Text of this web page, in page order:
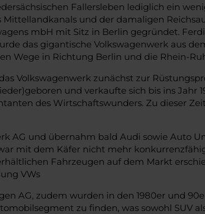
Fallersleben lediglich ein
und der damaligen
mbH mit Sitz in Berlin gegründet.
das gigantische Volkswagenwerk aus
Wege in Richtung Berlin und die Rhein-
Volkswagenwerk zunächst zur
und verkaufte sich bis ins Jahr
des Wirtschaftswunders. Zu dieser
AG und übernahm bald Audi sowie Auto
mit dem Käfer nicht mehr
Fahrzeugen auf dem Markt
VWs
AG, zudem wurden in den 1980er und
zu finden, was sowohl SUV